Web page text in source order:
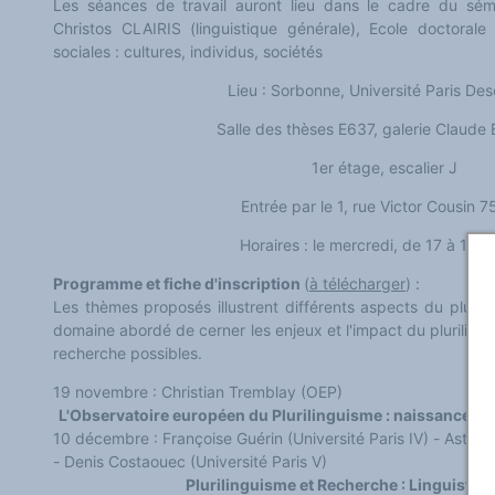
Classement thématique
Annuaire des chercheurs sur le plurilinguisme
Instituts et centres de recherche
L'OEP et le plurilinguisme sur CAIRN
Multilinguismes et plurilinguismes
DOSSIERS THÉMATIQUES
Education et recherche
Culture et industries culturelles
Economique et social
International
Accéder à la plateforme pour la traduction (en construction)
Accès à la banque de données Relations internationales
Accéder au site de l'OPA (Observatoire du plurilinguisme en Afrique)
ACTUALITÉS/EVENEMENTS
Actualités
Les séances de travail auront lieu dans le cadre du
Christos CLAIRIS (linguistique générale), Ecole
sociales : cultures, individus, sociétés
Lieu : Sorbonne, Université Paris
Salle des thèses E637, galerie Claude
1er étage, escalier J
Entrée par le 1, rue Victor Cousin
Horaires : le mercredi, de 17 à 19
Programme et fiche d'inscription (à télécharger) :
Les thèmes proposés illustrent différents aspects du
domaine abordé de cerner les enjeux et l'impact du
recherche possibles.
19 novembre : Christian Tremblay (OEP)
L'Observatoire européen du Plurilinguisme : naissance,
10 décembre : Françoise Guérin (Université Paris IV) - Astrid
- Denis Costaouec (Université Paris V)
Plurilinguisme et Recherche :